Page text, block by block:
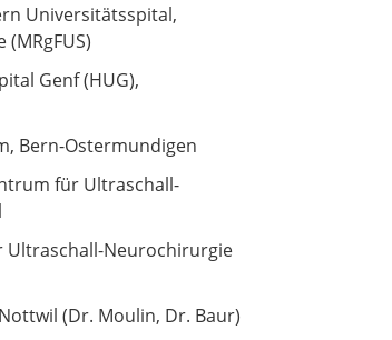
Universitätsspital,
Genf (HUG),
Bern-Ostermundigen
für Ultraschall-
Neurochirurgie
(Dr. Moulin, Dr. Baur)